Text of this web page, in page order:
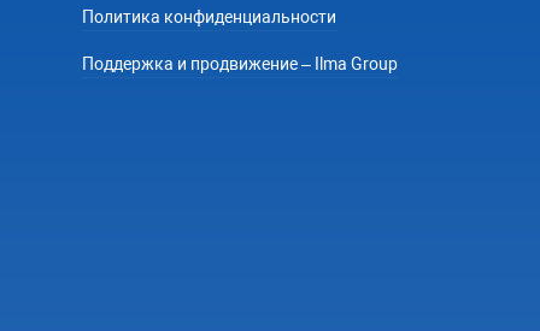
Политика конфиденциальности
Поддержка и продвижение – Ilma Group